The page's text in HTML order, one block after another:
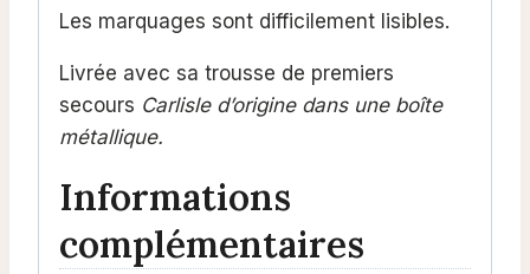
Les marquages ​​sont difficilement lisibles.
Livrée avec sa trousse de premiers
secours Carlisle d’origine dans une boîte
métallique.
Informations
complémentaires